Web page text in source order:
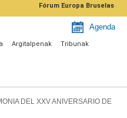
Fórum Europa Bruselas
Agenda
Argitalpenak Tribunak
DEL XXV ANIVERSARIO DE